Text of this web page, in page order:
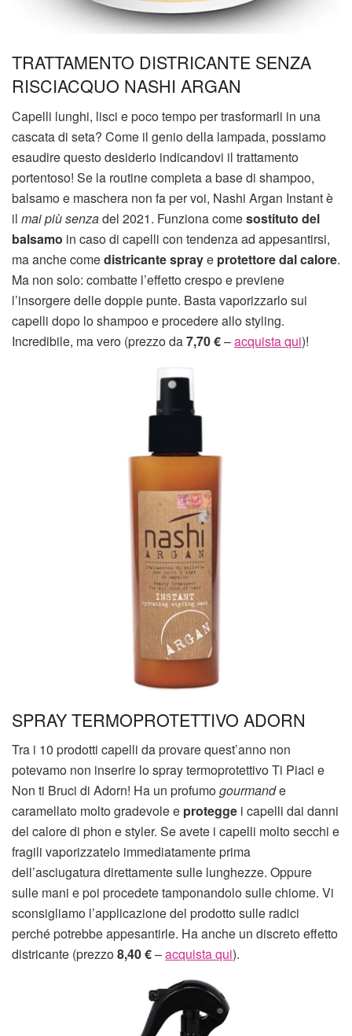
TRATTAMENTO DISTRICANTE SENZA
RISCIACQUO NASHI ARGAN
Capelli lunghi, lisci e poco tempo per trasformarli in una
cascata di seta? Come il genio della lampada, possiamo
esaudire questo desiderio indicandovi il trattamento
portentoso! Se la routine completa a base di shampoo,
balsamo e maschera non fa per voi, Nashi Argan Instant è
il mai più senzadel 2021. Funziona comesostituto del
balsamo in caso di capelli con tendenza ad appesantirsi,
ma anche comedistricante spraye protettore dal calore.
Ma non solo: combatte l’effetto crespo e previene
l’insorgere delle doppie punte. Basta vaporizzarlo sui
capelli dopo lo shampoo e procedere allo styling.
Incredibile, ma vero (prezzo da7,70 €–acquista qui)!
SPRAY TERMOPROTETTIVO ADORN
Tra i 10 prodotti capelli da provare quest’anno non
potevamo non inserire lo spray termoprotettivo Ti Piaci e
Non ti Bruci di Adorn! Ha un profumogourmande
caramellato molto gradevole e protegge i capelli dai danni
del calore di phon e styler. Se avete i capelli molto secchi e
fragili vaporizzatelo immediatamente prima
dell’asciugatura direttamente sulle lunghezze. Oppure
sulle mani e poi procedete tamponandolo sulle chiome. Vi
sconsigliamo l’applicazione del prodotto sulle radici
perché potrebbe appesantirle. Ha anche un discreto effetto
districante (prezzo8,40€–acquista qui).